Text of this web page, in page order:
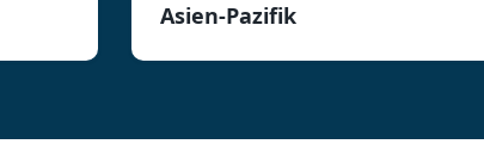
Asien-Pazifik